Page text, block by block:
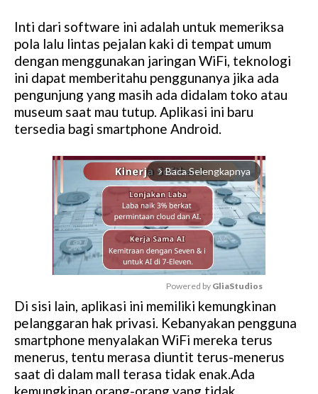
Inti dari software ini adalah untuk memeriksa
pola lalu lintas pejalan kaki di tempat umum
dengan menggunakan jaringan WiFi, teknologi
ini dapat memberitahu penggunanya jika ada
pengunjung yang masih ada didalam toko atau
museum saat mau tutup. Aplikasi ini baru
tersedia bagi smartphone Android.
arrow_forward_ios Baca Selengkapnya
M
u
t
e
Powered by GliaStudios
Di sisi lain, aplikasi ini memiliki kemungkinan
pelanggaran hak privasi. Kebanyakan pengguna
smartphone menyalakan WiFi mereka terus
menerus, tentu merasa diuntit terus-menerus
saat di dalam mall terasa tidak enak.Ada